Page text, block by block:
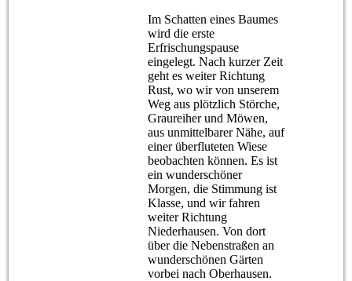
Im Schatten eines Baumes
wird die erste
Erfrischungspause
eingelegt. Nach kurzer Zeit
geht es weiter Richtung
Rust, wo wir von unserem
Weg aus plötzlich Störche,
Graureiher und Möwen,
aus unmittelbarer Nähe, auf
einer überfluteten Wiese
beobachten können. Es ist
ein wunderschöner
Morgen, die Stimmung ist
Klasse, und wir fahren
weiter Richtung
Niederhausen. Von dort
über die Nebenstraßen an
wunderschönen Gärten
vorbei nach Oberhausen.